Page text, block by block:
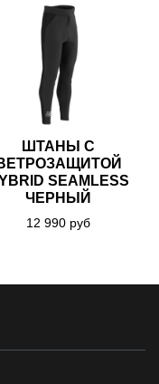
ШТАНЫ С
SEAMLESS
ЧЕРНЫЙ
12 990 руб